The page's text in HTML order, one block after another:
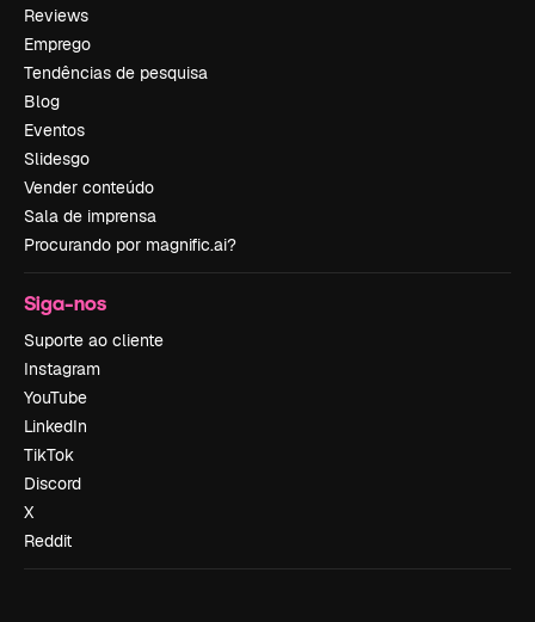
Reviews
Emprego
Tendências de pesquisa
Blog
Eventos
Slidesgo
Vender conteúdo
Sala de imprensa
Procurando por magnific.ai?
Siga-nos
Suporte ao cliente
Instagram
YouTube
LinkedIn
TikTok
Discord
X
Reddit